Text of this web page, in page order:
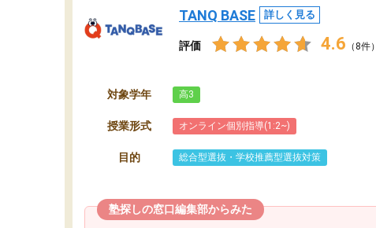
TANQ BASE 詳しく見る
評価 4.6 （8件）
対象学年 高3
授業形式 オンライン個別指導(1:2~)
目的 総合型選抜・学校推薦型選抜対策
塾探しの窓口編集部からみた